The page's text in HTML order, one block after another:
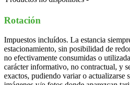
Rotación
Impuestos incluídos. La estancia
estacionamiento, sin posibilidad de
no efectivamente consumidas o
carácter informativo, no contractual, y
exactos, pudiendo variar o actualizarse